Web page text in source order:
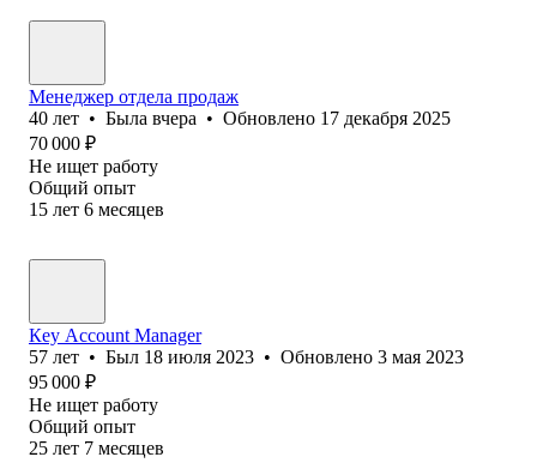
Менеджер отдела продаж
40 лет • Была вчера • Обновлено 17 декабря 2025
70 000 ₽
Не ищет работу
Общий опыт
15 лет 6 месяцев
Кey Аccount Мanager
57 лет • Был 18 июля 2023 • Обновлено 3 мая 2023
95 000 ₽
Не ищет работу
Общий опыт
25 лет 7 месяцев